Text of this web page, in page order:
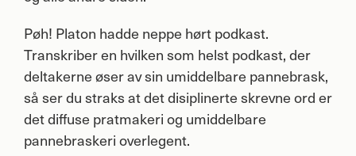
Pøh! Platon hadde neppe hørt podkast.
Transkriber en hvilken som helst podkast, der
deltakerne øser av sin umiddelbare pannebrask,
så ser du straks at det disiplinerte skrevne ord er
det diffuse pratmakeri og umiddelbare
pannebraskeri overlegent.